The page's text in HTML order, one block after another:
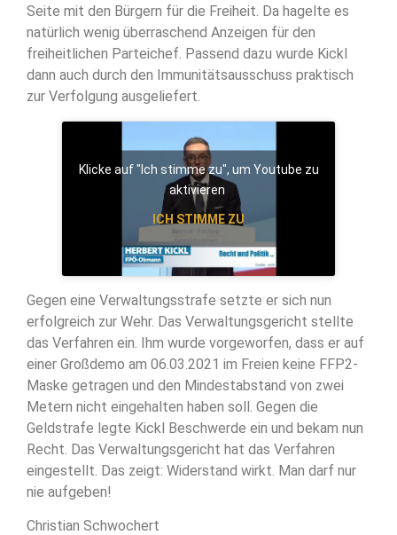
Seite mit den Bürgern für die Freiheit. Da hagelte es
natürlich wenig überraschend Anzeigen für den
freiheitlichen Parteichef. Passend dazu wurde Kickl
dann auch durch den Immunitätsausschuss praktisch
zur Verfolgung ausgeliefert.
Klicke auf "Ich stimme zu", um Youtube zu
aktivieren
ICH STIMME ZU
Gegen eine Verwaltungsstrafe setzte er sich nun
erfolgreich zur Wehr. Das Verwaltungsgericht stellte
das Verfahren ein. Ihm wurde vorgeworfen, dass er auf
einer Großdemo am 06.03.2021 im Freien keine FFP2-
Maske getragen und den Mindestabstand von zwei
Metern nicht eingehalten haben soll. Gegen die
Geldstrafe legte Kickl Beschwerde ein und bekam nun
Recht. Das Verwaltungsgericht hat das Verfahren
eingestellt. Das zeigt: Widerstand wirkt. Man darf nur
nie aufgeben!
Christian Schwochert